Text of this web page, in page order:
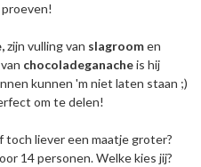
zijn vulling van slagroomen
chocoladeganacheis hij
kunnen 'm niet laten staan ;)
om te delen!
toch liever een maatje groter?
14 personen. Welke kies jij?